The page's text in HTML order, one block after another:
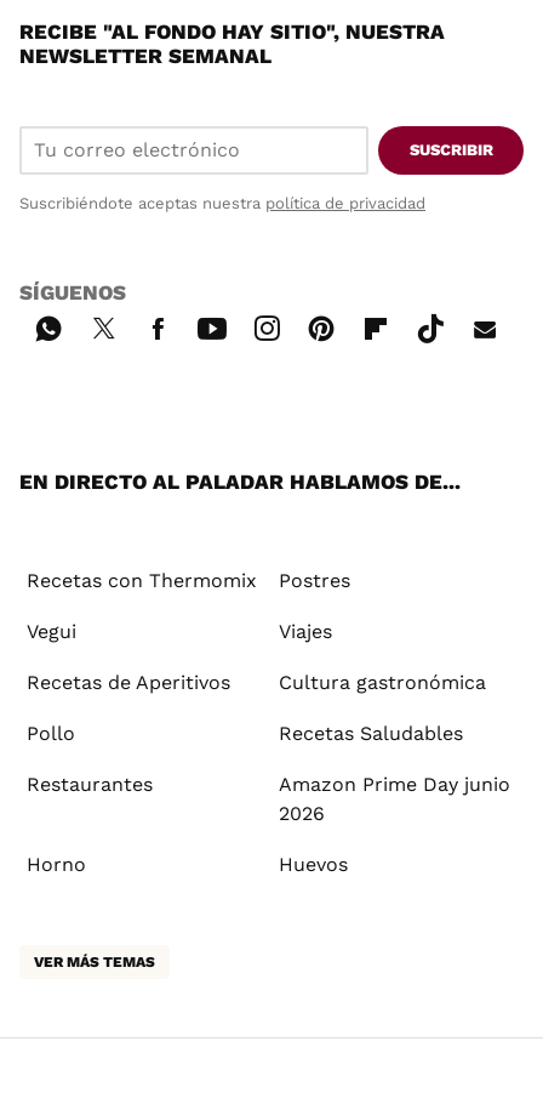
RECIBE "AL FONDO HAY SITIO", NUESTRA
NEWSLETTER SEMANAL
SUSCRIBIR
Suscribiéndote aceptas nuestra política de privacidad
SÍGUENOS
EN DIRECTO AL PALADAR HABLAMOS DE...
Recetas con Thermomix Postres
Vegui Viajes
Recetas de Aperitivos Cultura gastronómica
Pollo Recetas Saludables
Restaurantes
Amazon Prime Day junio
2026
Horno Huevos
VER MÁS TEMAS